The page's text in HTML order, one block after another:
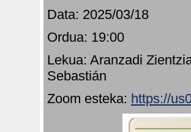
Data: 2025/03/18
Ordua: 19:00
Lekua: Aranzadi
Sebastián
Zoom esteka: https://